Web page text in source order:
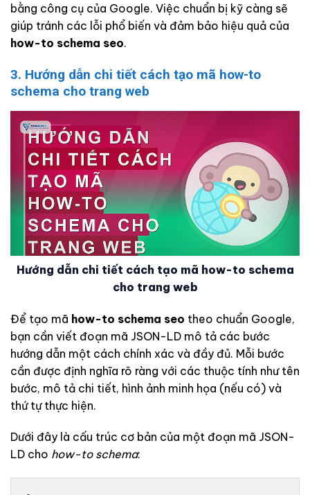
bằng công cụ của Google. Việc chuẩn bị kỹ càng sẽ
giúp tránh các lỗi phổ biến và đảm bảo hiệu quả của
how-to schema seo.
3. Hướng dẫn chi tiết cách tạo mã how-to
schema cho trang web
Hướng dẫn chi tiết cách tạo mã how-to schema
cho trang web
Để tạo mã how-to schema seo theo chuẩn Google,
bạn cần viết đoạn mã JSON-LD mô tả các bước
hướng dẫn một cách chính xác và đầy đủ. Mỗi bước
cần được định nghĩa rõ ràng với các thuộc tính như tên
bước, mô tả chi tiết, hình ảnh minh họa (nếu có) và
thứ tự thực hiện.
Dưới đây là cấu trúc cơ bản của một đoạn mã JSON-
LD cho how-to schema: